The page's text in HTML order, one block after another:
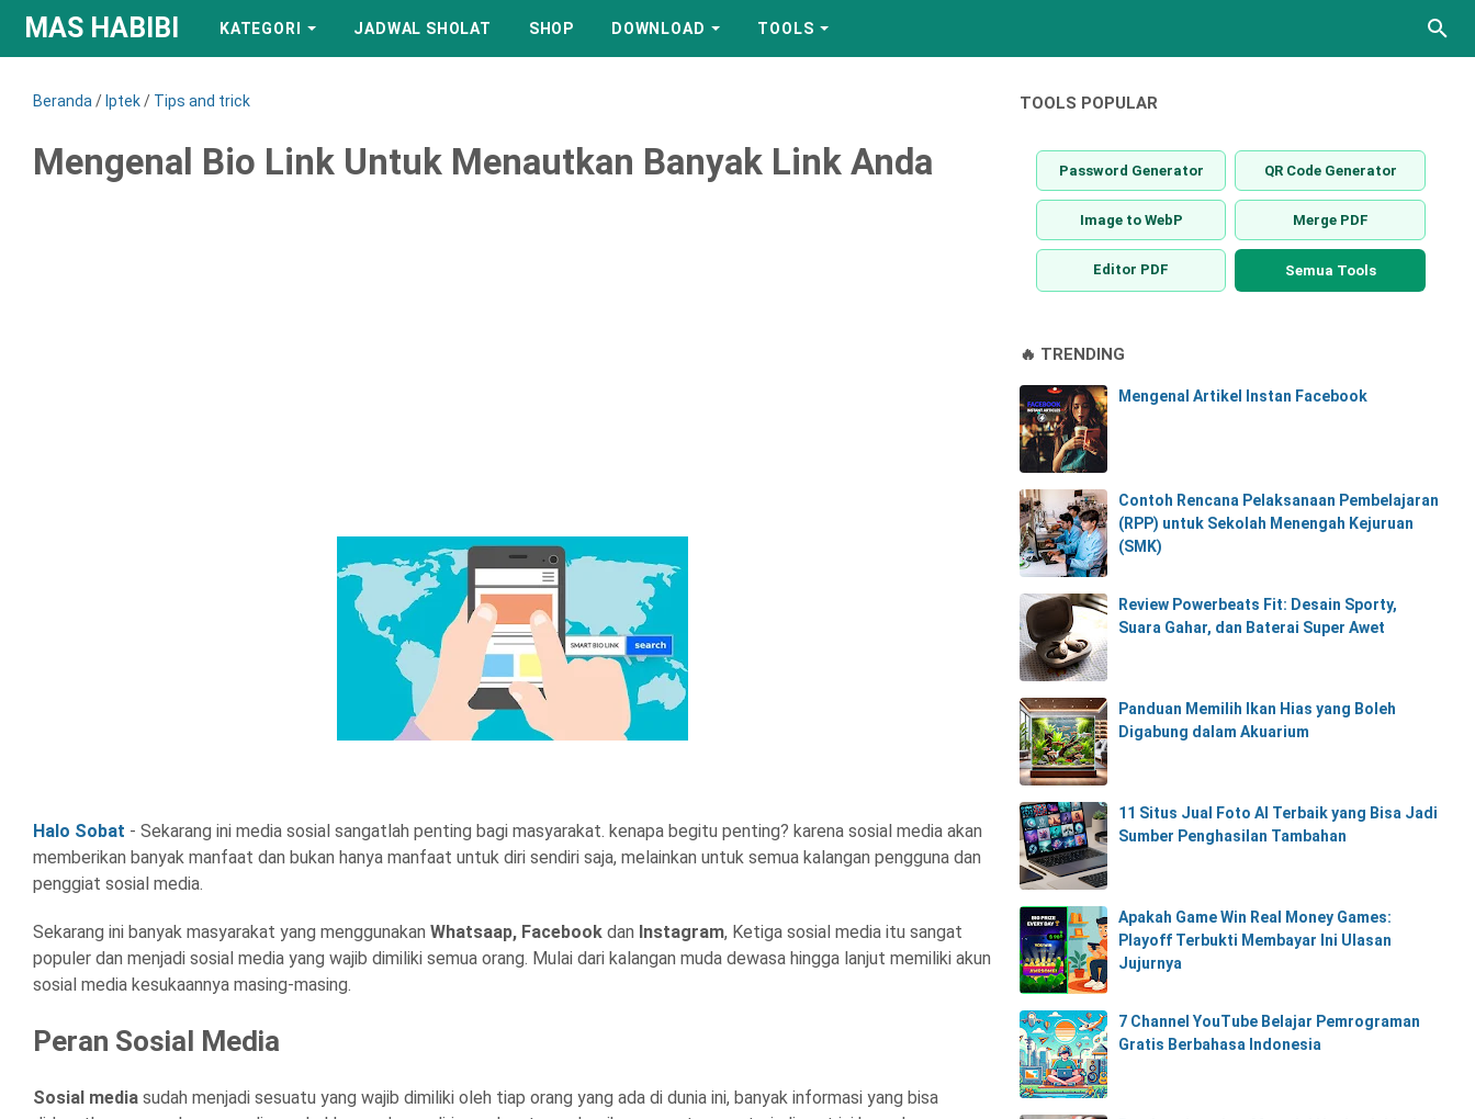
MAS HABIBI KATEGORI JADWAL SHOLAT SHOP DOWNLOAD TOOLS
Beranda / Iptek/ Tips and trick
Mengenal Bio Link Untuk Menautkan Banyak Link Anda
Halo Sobat - Sekarang ini media sosial sangatlah penting bagi masyarakat. kenapa begitu penting? karena sosial media akan
memberikan banyak manfaat dan bukan hanya manfaat untuk diri sendiri saja, melainkan untuk semua kalangan pengguna dan
penggiat sosial media.
Sekarang ini banyak masyarakat yang menggunakan Whatsaap, Facebook dan Instagram, Ketiga sosial media itu sangat
populer dan menjadi sosial media yang wajib dimiliki semua orang. Mulai dari kalangan muda dewasa hingga lanjut memiliki akun
sosial media kesukaannya masing-masing.
Peran Sosial Media
Sosial media sudah menjadi sesuatu yang wajib dimiliki oleh tiap orang yang ada di dunia ini, banyak informasi yang bisa
TOOLS POPULAR
Password Generator QR Code Generator
Image to WebP Merge PDF
Editor PDF Semua Tools
🔥 TRENDING
Mengenal Artikel Instan Facebook
Contoh Rencana Pelaksanaan Pembelajaran
(RPP) untuk Sekolah Menengah Kejuruan
(SMK)
Review Powerbeats Fit: Desain Sporty,
Suara Gahar, dan Baterai Super Awet
Panduan Memilih Ikan Hias yang Boleh
Digabung dalam Akuarium
11 Situs Jual Foto AI Terbaik yang Bisa Jadi
Sumber Penghasilan Tambahan
Apakah Game Win Real Money Games:
Playoff Terbukti Membayar Ini Ulasan
Jujurnya
7 Channel YouTube Belajar Pemrograman
Gratis Berbahasa Indonesia